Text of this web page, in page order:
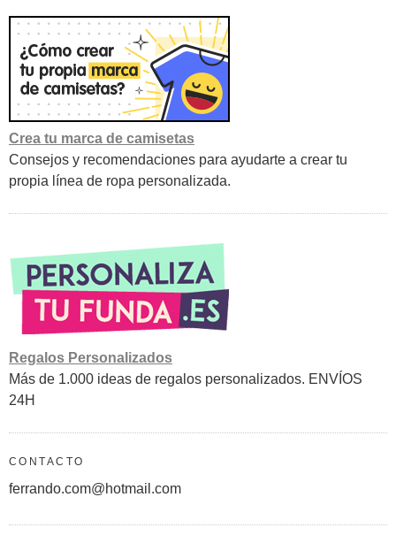
Crea tu marca de camisetas
Consejos y recomendaciones para ayudarte a crear tu
propia línea de ropa personalizada.
Regalos Personalizados
Más de 1.000 ideas de regalos personalizados. ENVÍOS
24H
CONTACTO
ferrando.com@hotmail.com